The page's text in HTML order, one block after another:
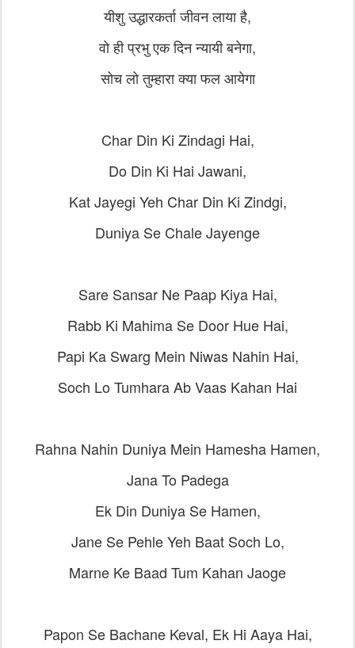
यीशु उद्धारकर्ता जीवन लाया है,
वो ही प्रभु एक दिन न्यायी बनेगा,
सोच लो तुम्हारा क्या फल आयेगा
Char Din Ki Zindagi Hai,
Do Din Ki Hai Jawani,
Kat Jayegi Yeh Char Din Ki Zindgi,
Duniya Se Chale Jayenge
Sare Sansar Ne Paap Kiya Hai,
Rabb Ki Mahima Se Door Hue Hai,
Papi Ka Swarg Mein Niwas Nahin Hai,
Soch Lo Tumhara Ab Vaas Kahan Hai
Rahna Nahin Duniya Mein Hamesha Hamen,
Jana To Padega
Ek Din Duniya Se Hamen,
Jane Se Pehle Yeh Baat Soch Lo,
Marne Ke Baad Tum Kahan Jaoge
Papon Se Bachane Keval, Ek Hi Aaya Hai,